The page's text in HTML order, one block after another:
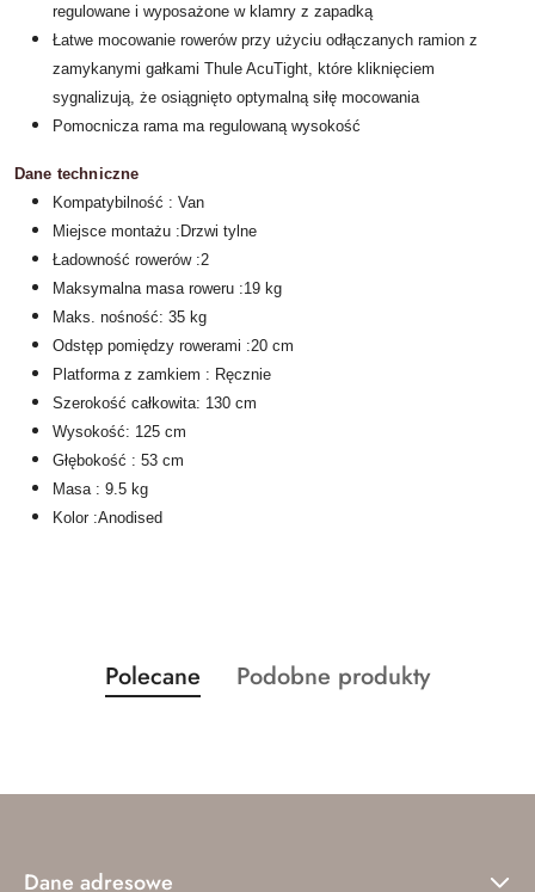
regulowane i wyposażone w klamry z zapadką
Łatwe mocowanie rowerów przy użyciu odłączanych ramion z
zamykanymi gałkami Thule AcuTight, które kliknięciem
sygnalizują, że osiągnięto optymalną siłę mocowania
Pomocnicza rama ma regulowaną wysokość
Dane techniczne
Kompatybilność : Van
Miejsce montażu :Drzwi tylne
Ładowność rowerów :2
Maksymalna masa roweru :19 kg
Maks. nośność: 35 kg
Odstęp pomiędzy rowerami :20 cm
Platforma z zamkiem : Ręcznie
Szerokość całkowita: 130 cm
Wysokość: 125 cm
Głębokość : 53 cm
Masa : 9.5 kg
Kolor :Anodised
Pomiń karuzelę produktów
Produkty
o
Polecane
Produkty
Podobne produkty
Dane adresowe